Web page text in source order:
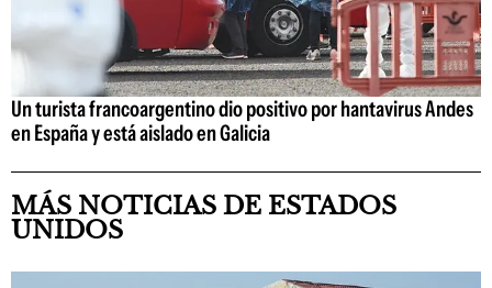
Un turista francoargentino dio positivo por hantavirus Andes
en España y está aislado en Galicia
MÁS NOTICIAS DE ESTADOS
UNIDOS